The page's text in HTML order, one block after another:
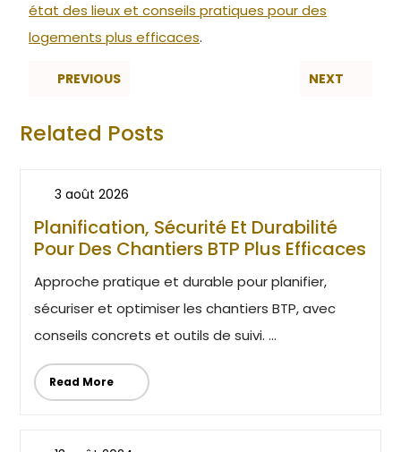
état des lieux et conseils pratiques pour des
logements plus efficaces.
PREVIOUS NEXT
Related Posts
3 août 2026
Planification, Sécurité Et Durabilité
Pour Des Chantiers BTP Plus Efficaces
Approche pratique et durable pour planifier,
sécuriser et optimiser les chantiers BTP, avec
conseils concrets et outils de suivi. ...
Read More